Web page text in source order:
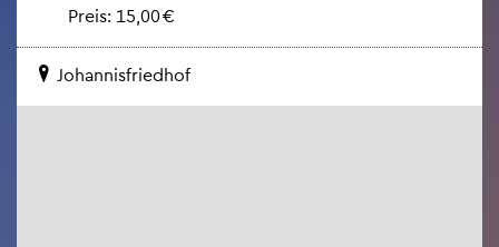
Preis: 15,00 €
Jo­han­nis­fried­hof